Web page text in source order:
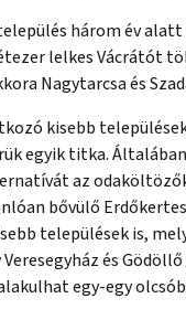
három év
lelkes Vácrátót
Nagytarcsa és
kisebb
egyik titka.
az
bővülő
települések is,
és
egy-egy